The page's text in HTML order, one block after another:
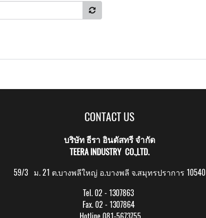
CONTACT US
บริษัท ธีรา อินดัสทรี จำกัด
TEERA INDUSTRY CO.,LTD.
59/3 ม. 21 ต.บางพลีใหญ่ อ.บางพลี จ.สมุทรปราการ 10540
Tel. 02 - 1307863
Fax. 02 - 1307864